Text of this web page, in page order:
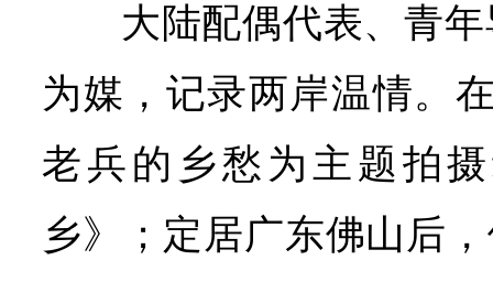
大陆配偶代表、青
为媒，记录两岸温情。
老兵的乡愁为主题拍
乡》；定居广东佛山后